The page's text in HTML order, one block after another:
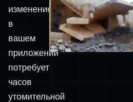
изменение
в
вашем
приложении
потребует
часов
утомительной